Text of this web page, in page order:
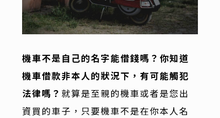
機車不是自己的名字能借錢嗎？你知道
機車借款非本人的狀況下，有可能觸犯
法律嗎？ 就算是至親的機車或者是您出
資買的車子，只要機車不是在你本人名